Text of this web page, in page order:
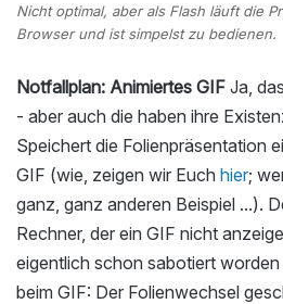
Nicht optimal, aber als Flash läuft die
Browser und ist simpelst zu bedienen.
Notfallplan: Animiertes GIF Ja,
- aber auch die haben ihre
Speichert die Folienpräsentation
GIF (wie, zeigen wir Euch hier;
ganz, ganz anderen Beispiel ...).
Rechner, der ein GIF nicht
eigentlich schon sabotiert
beim GIF: Der Folienwechsel